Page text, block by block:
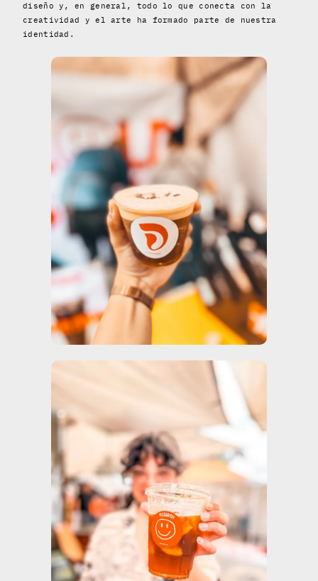
diseño y, en general, todo lo que conecta con la
creatividad y el arte ha formado parte de nuestra
identidad.